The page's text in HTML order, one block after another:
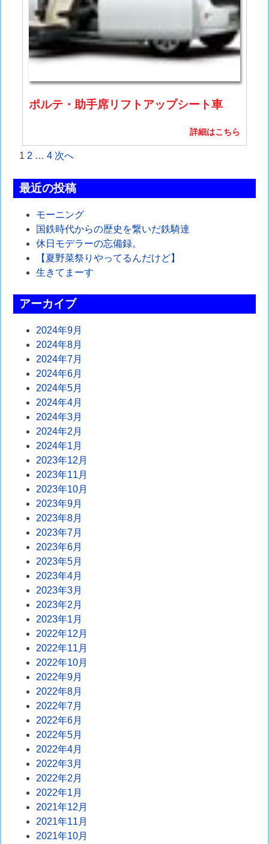
ポルテ・助手席リフトアップシート車
詳細はこちら
投
稿
の
ー
り
1 2 … 4 次へ
最近の投稿
モーニング
国鉄時代からの歴史を繋いだ鉄騎達
休日モデラーの忘備録。
【夏野菜祭りやってるんだけど】
生きてまーす
アーカイブ
2024年9月
2024年8月
2024年7月
2024年6月
2024年5月
2024年4月
2024年3月
2024年2月
2024年1月
2023年12月
2023年11月
2023年10月
2023年9月
2023年8月
2023年7月
2023年6月
2023年5月
2023年4月
2023年3月
2023年2月
2023年1月
2022年12月
2022年11月
2022年10月
2022年9月
2022年8月
2022年7月
2022年6月
2022年5月
2022年4月
2022年3月
2022年2月
2022年1月
2021年12月
2021年11月
2021年10月